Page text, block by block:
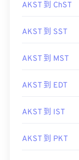
AKST 到 ChST
AKST 到 SST
AKST 到 MST
AKST 到 EDT
AKST 到 IST
AKST 到 PKT